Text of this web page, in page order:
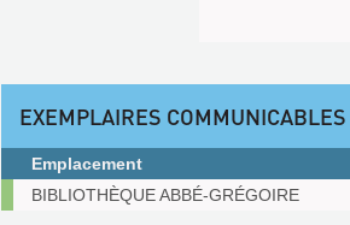
EXEMPLAIRES
Exemplaires
communicables
Emplacement
BIBLIOTHÈQUE ABBÉ-GRÉGOIRE